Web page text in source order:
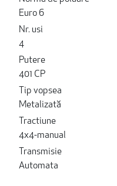
Euro 6
Nr. usi
4
Putere
401 CP
Tip vopsea
Metalizată
Tractiune
4x4-manual
Transmisie
Automata